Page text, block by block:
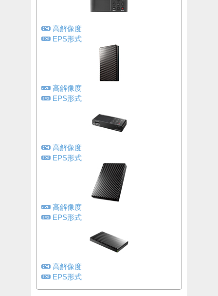
高解像度
EPS形式
高解像度
EPS形式
高解像度
EPS形式
高解像度
EPS形式
高解像度
EPS形式